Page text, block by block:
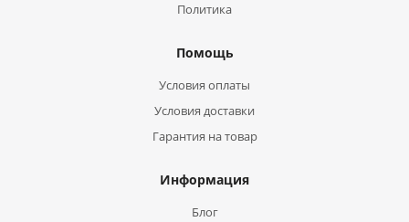
Политика
Помощь
Условия оплаты
Условия доставки
Гарантия на товар
Информация
Блог